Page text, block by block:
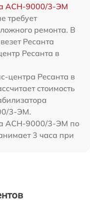
АСН-9000/3-ЭМ
требует
ремонта. В
Ресанта
Ресанта в
центра Ресанта в
стоимость
3-ЭМ.
АСН-9000/3-ЭМ по
3 часа при